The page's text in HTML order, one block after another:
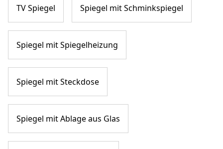
TV Spiegel Spiegel mit Schminkspiegel
Spiegel mit Spiegelheizung
Spiegel mit Steckdose
Spiegel mit Ablage aus Glas